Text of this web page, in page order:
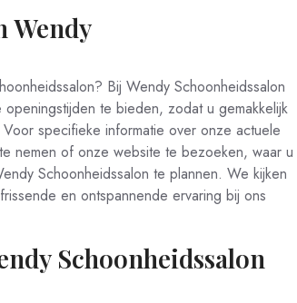
Wendy
Bij Wendy Schoonheidssalon
te bieden, zodat u gemakkelijk
specifieke informatie over onze actuele
nemen of onze website te bezoeken, waar u
Schoonheidssalon te plannen. We kijken
en ontspannende ervaring bij ons
Schoonheidssalon